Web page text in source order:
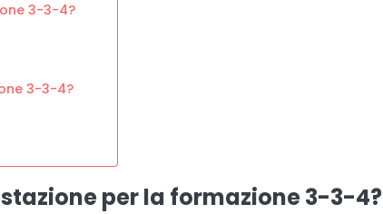
3-3-4?
3-3-4?
per la formazione 3-3-4?